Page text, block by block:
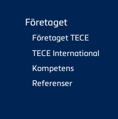
Företaget
Företaget TECE
TECE International
Kompetens
Referenser